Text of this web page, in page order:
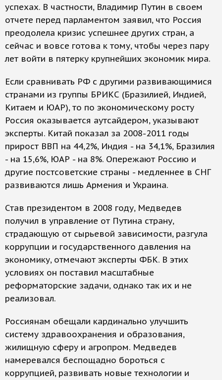
успехах. В частности, Владимир Путин в своем
отчете перед парламентом заявил, что Россия
преодолела кризис успешнее других стран, а
сейчас и вовсе готова к тому, чтобы через пару
лет войти в пятерку крупнейших экономик мира.
Если сравнивать РФ с другими развивающимися
странами из группы БРИКС (Бразилией, Индией,
Китаем и ЮАР), то по экономическому росту
Россия оказывается аутсайдером, указывают
эксперты. Китай показал за 2008-2011 годы
прирост ВВП на 44,2%, Индия - на 34,1%, Бразилия
- на 15,6%, ЮАР - на 8%. Опережают Россию и
другие постсоветские страны - медленнее в СНГ
развиваются лишь Армения и Украина.
Став президентом в 2008 году, Медведев
получил в управление от Путина страну,
страдающую от сырьевой зависимости, разгула
коррупции и государственного давления на
экономику, отмечают эксперты ФБК. В этих
условиях он поставил масштабные
реформаторские задачи, однако так их и не
реализовал.
Россиянам обещали кардинально улучшить
систему здравоохранения и образования,
жилищную сферу и агропром. Медведев
намеревался беспощадно бороться с
коррупцией, развивать новые технологии и